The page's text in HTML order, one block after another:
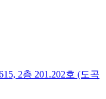
2층 201.202호 (도곡